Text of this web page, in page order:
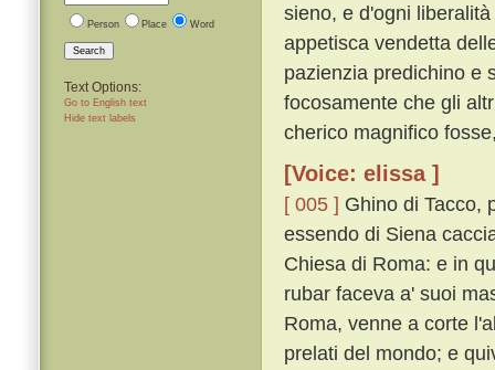
Person Place Word
Search
Text Options:
Go to English text
Hide text labels
sieno, e d'ogni
appetisca vendetta
pazienzia predichino e
focosamente che gli
cherico magnifico
[Voice: elissa ]
[ 005 ] Ghino di Tacco,
essendo di Siena
Chiesa di Roma: e in
rubar faceva a' suoi
Roma, venne a corte
prelati del mondo; e